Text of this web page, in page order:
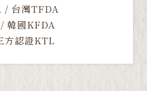
/ 台灣TFDA
韓國KFDA
方認證KTL